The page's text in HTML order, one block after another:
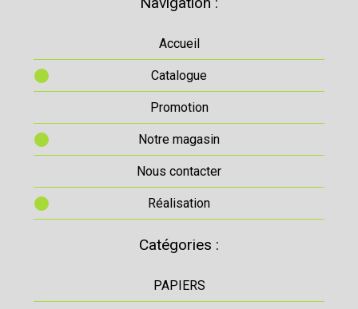
Accueil
Catalogue
Promotion
Notre magasin
Nous contacter
Réalisation
Catégories :
PAPIERS